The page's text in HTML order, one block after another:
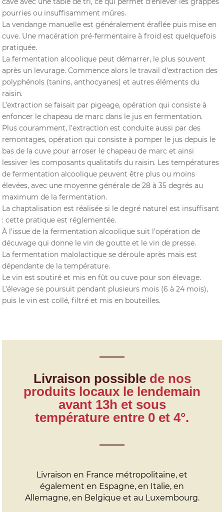
pourries ou insuffisamment mûres.
La vendange manuelle est généralement éraflée puis mise en
cuve. Une macération pré-fermentaire à froid est quelquefois
pratiquée.
La fermentation alcoolique peut démarrer, le plus souvent
après un levurage. Commence alors le travail d’extraction des
polyphénols (tanins, anthocyanes) et autres éléments du
raisin.
L’extraction se faisait par pigeage, opération qui consiste à
enfoncer le chapeau de marc dans le jus en fermentation.
Plus couramment, l’extraction est conduite aussi par des
remontages, opération qui consiste à pomper le jus depuis le
bas de la cuve pour arroser le chapeau de marc et ainsi
lessiver les composants qualitatifs du raisin. Les températures
de fermentation alcoolique peuvent être plus ou moins
élevées, avec une moyenne générale de 28 à 35 degrés au
maximum de la fermentation.
La chaptalisation est réalisée si le degré naturel est insuffisant
: cette pratique est réglementée.
À l’issue de la fermentation alcoolique suit l’opération de
décuvage qui donne le vin de goutte et le vin de presse.
La fermentation malolactique se déroule après mais est
dépendante de la température.
Le vin est soutiré et mis en fût ou cuve pour son élevage.
L’élevage se poursuit pendant plusieurs mois (6 à 24 mois),
puis le vin est collé, filtré et mis en bouteilles.
Livraison possible de nos
produits locaux le lendemain
avant 13h et sous
température entre 0 et 4°.
Livraison en France métropolitaine, et
également en Espagne, en Italie, en
Allemagne, en Belgique et au Luxembourg.